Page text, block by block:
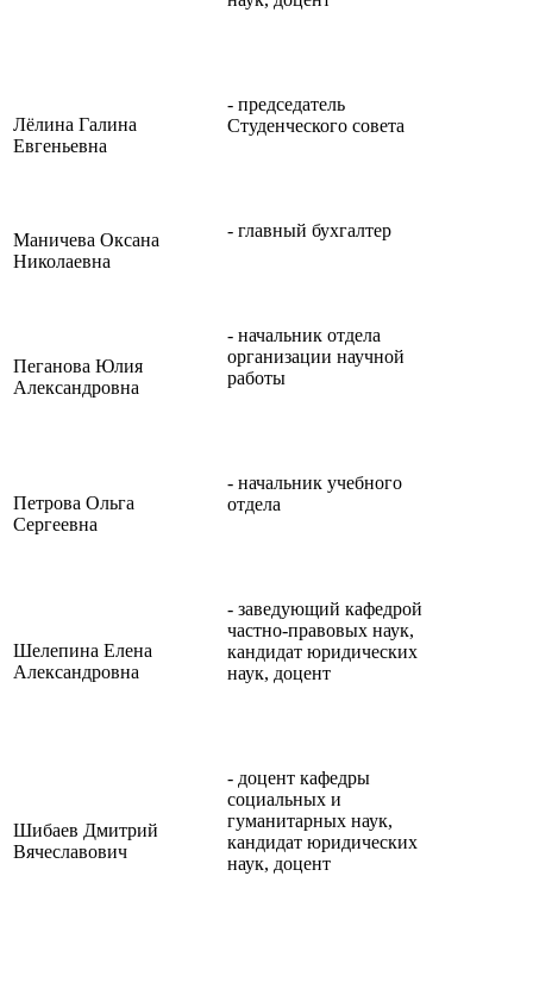
Лёлина Галина
Евгеньевна
- председатель
Студенческого совета
Маничева Оксана
Николаевна
- главный бухгалтер
Пеганова Юлия
Александровна
- начальник отдела
организации научной
работы
Петрова Ольга
Сергеевна
- начальник учебного
отдела
Шелепина Елена
Александровна
- заведующий кафедрой
частно-правовых наук,
кандидат юридических
наук, доцент
Шибаев Дмитрий
Вячеславович
- доцент кафедры
социальных и
гуманитарных наук,
кандидат юридических
наук, доцент